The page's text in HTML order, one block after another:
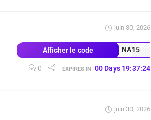
juin 30, 2026
Afficher le code NA15
0 EXPIRES IN 00 Days 19:37:23
juin 30, 2026